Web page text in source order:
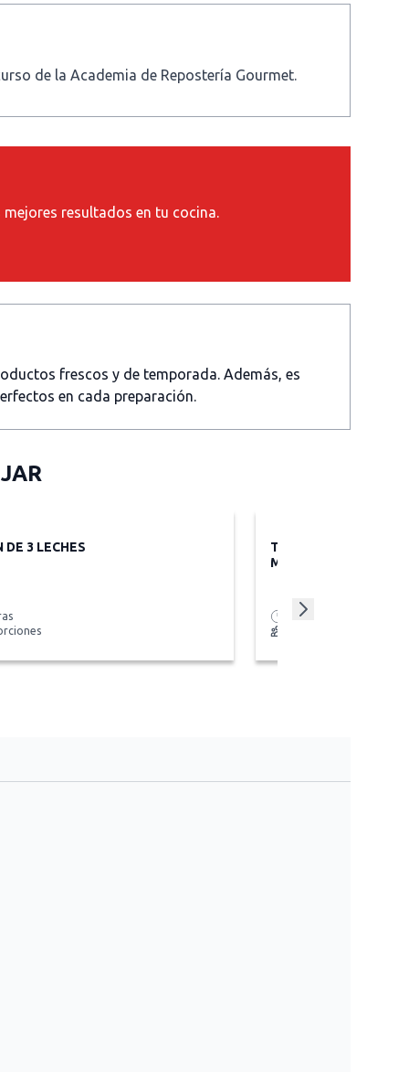
de la Academia de Repostería Gourmet.
resultados en tu cocina.
frescos y de temporada. Además, es
en cada preparación.
DE 3 LECHES
TORTAS DE
MANJAR Y MERENGUE
80 min + tiempo de